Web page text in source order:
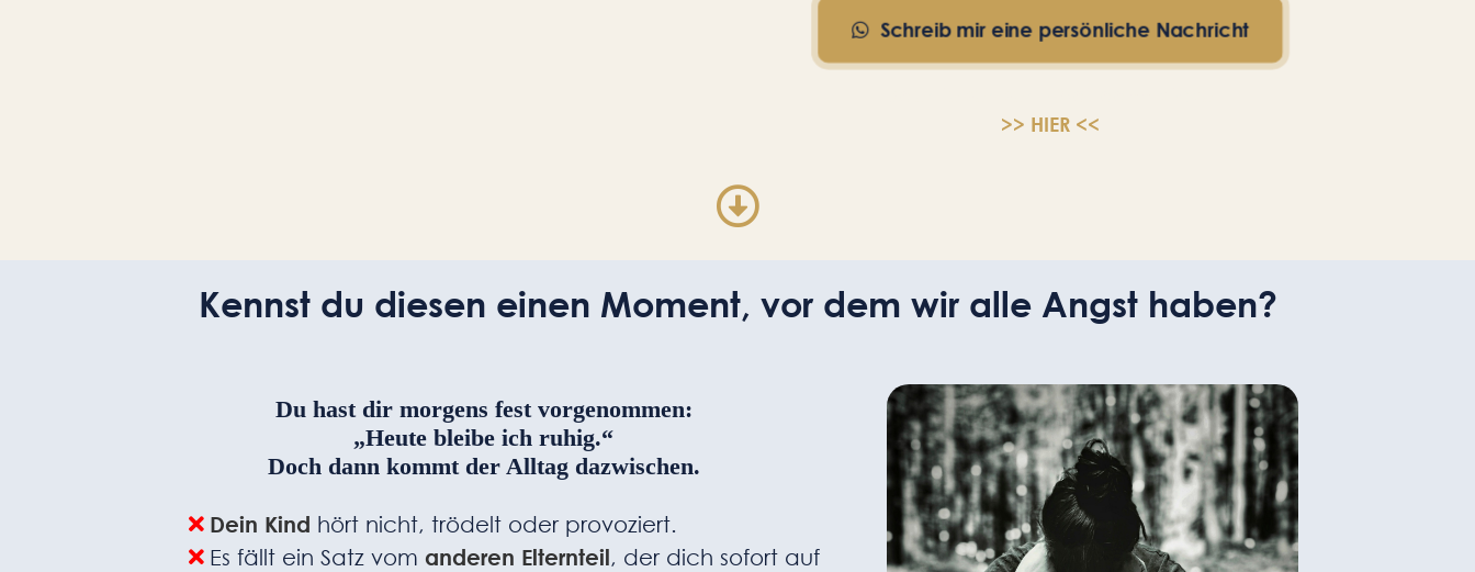
Schreib mir eine persönliche Nachricht
>> HIER <<
Kennst du diesen einen Moment, vor dem wir alle Angst haben?
Du hast dir morgens fest vorgenommen:
„Heute bleibe ich ruhig.“
Doch dann kommt der Alltag dazwischen.
Dein Kind hört nicht, trödelt oder provoziert.
Es fällt ein Satz vom anderen Elternteil, der dich sofort auf